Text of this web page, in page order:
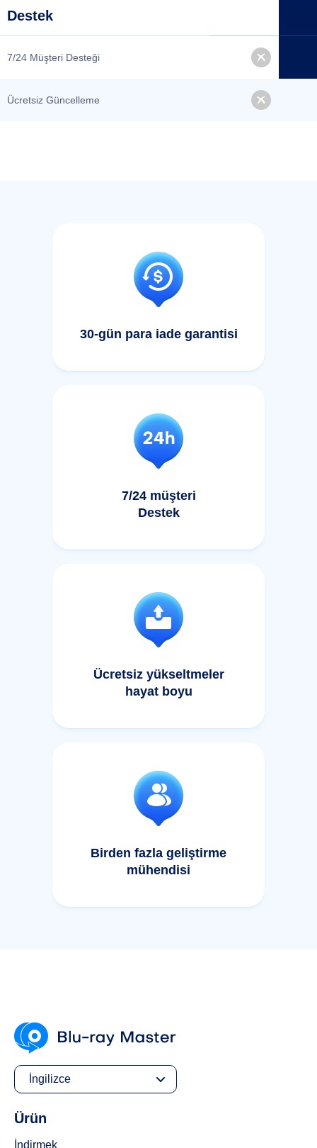
Destek
7/24 Müşteri Desteği
Ücretsiz Güncelleme
30-gün para iade garantisi
7/24 müşteri
Destek
Ücretsiz yükseltmeler
hayat boyu
Birden fazla geliştirme
mühendisi
İngilizce
Ürün
İndirmek